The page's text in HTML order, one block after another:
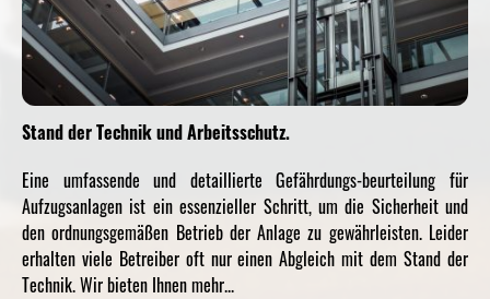
Stand der Technik und Arbeitsschutz.
Eine umfassende und detaillierte Gefährdungs-beurteilung für
Aufzugsanlagen ist ein essenzieller Schritt, um die Sicherheit und
den ordnungsgemäßen Betrieb der Anlage zu gewährleisten. Leider
erhalten viele Betreiber oft nur einen Abgleich mit dem Stand der
Technik. Wir bieten Ihnen mehr...